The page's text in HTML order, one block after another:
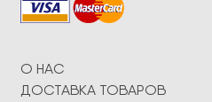
О НАС
ДОСТАВКА ТОВАРОВ